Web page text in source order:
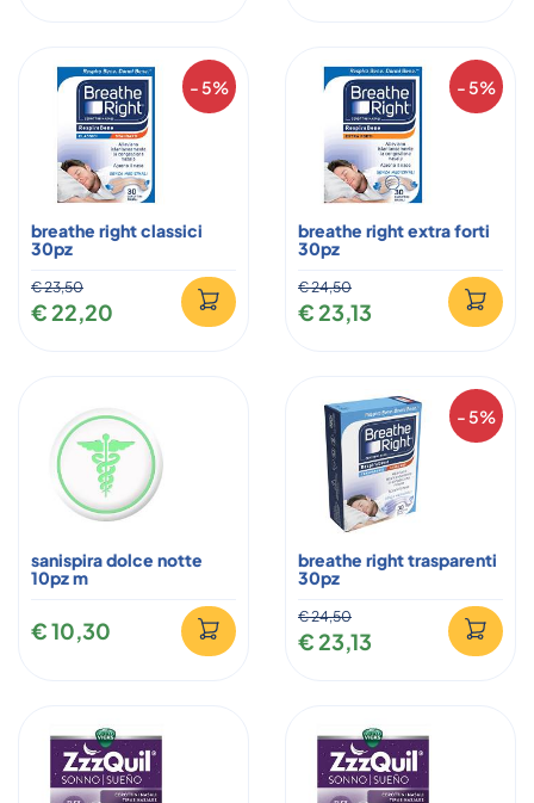
- 5%
breathe right classici
30pz
€ 23,50
€ 22,20
- 5%
breathe right extra forti
30pz
€ 24,50
€ 23,13
sanispira dolce notte
10pz m
€ 10,30
- 5%
breathe right trasparenti
30pz
€ 24,50
€ 23,13